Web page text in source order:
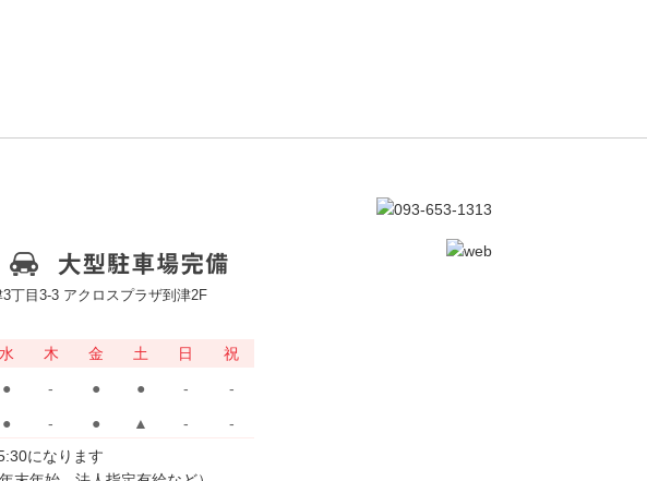
丁目3-3 アクロスプラザ到津2F
水 木 金 土 日
祝
● - ● ● -
-
● - ● ▲ -
-
になります